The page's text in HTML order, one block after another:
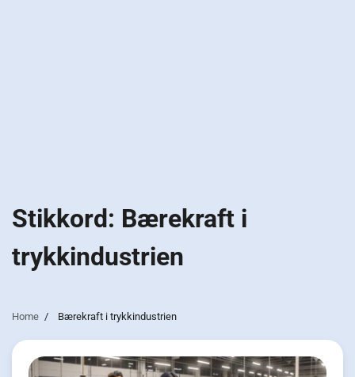
Stikkord: Bærekraft i
trykkindustrien
Home Bærekraft i trykkindustrien